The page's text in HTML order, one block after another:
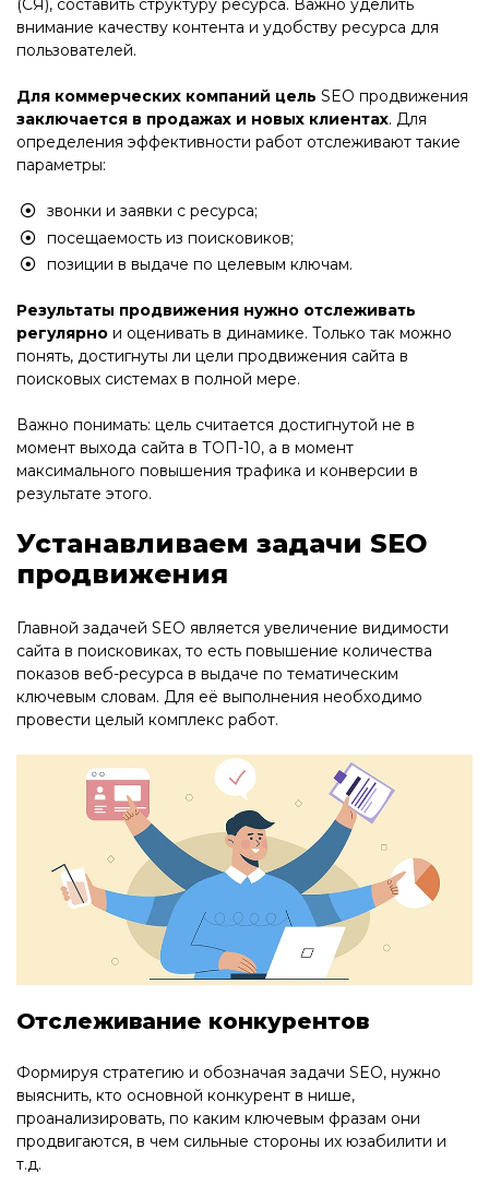
(СЯ), составить структуру ресурса. Важно уделить
внимание качеству контента и удобству ресурса для
пользователей.
Для коммерческих компаний цель SEO продвижения
заключается в продажах и новых клиентах. Для
определения эффективности работ отслеживают такие
параметры:
звонки и заявки с ресурса;
посещаемость из поисковиков;
позиции в выдаче по целевым ключам.
Результаты продвижения нужно отслеживать
регулярно и оценивать в динамике. Только так можно
понять, достигнуты ли цели продвижения сайта в
поисковых системах в полной мере.
Важно понимать: цель считается достигнутой не в
момент выхода сайта в ТОП-10, а в момент
максимального повышения трафика и конверсии в
результате этого.
Устанавливаем задачи SEO
продвижения
Главной задачей SEO является увеличение видимости
сайта в поисковиках, то есть повышение количества
показов веб-ресурса в выдаче по тематическим
ключевым словам. Для её выполнения необходимо
провести целый комплекс работ.
Отслеживание конкурентов
Формируя стратегию и обозначая задачи SEO, нужно
выяснить, кто основной конкурент в нише,
проанализировать, по каким ключевым фразам они
продвигаются, в чем сильные стороны их юзабилити и
т.д.